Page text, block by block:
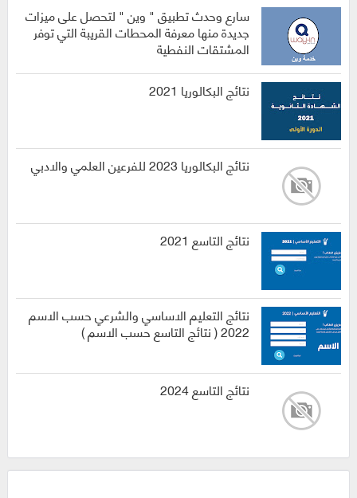
سارع وحدث تطبيق " وين " لتحصل على ميزات
جديدة منها معرفة المحطات القريبة التي توفر
المشتقات النفطية
نتائج البكالوريا 2021
نتائج البكالوريا 2023 للفرعين العلمي والادبي
نتائج التاسع 2021
نتائج التعليم الاساسي والشرعي حسب الاسم
2022 ( نتائج التاسع حسب الاسم )
نتائج التاسع 2024